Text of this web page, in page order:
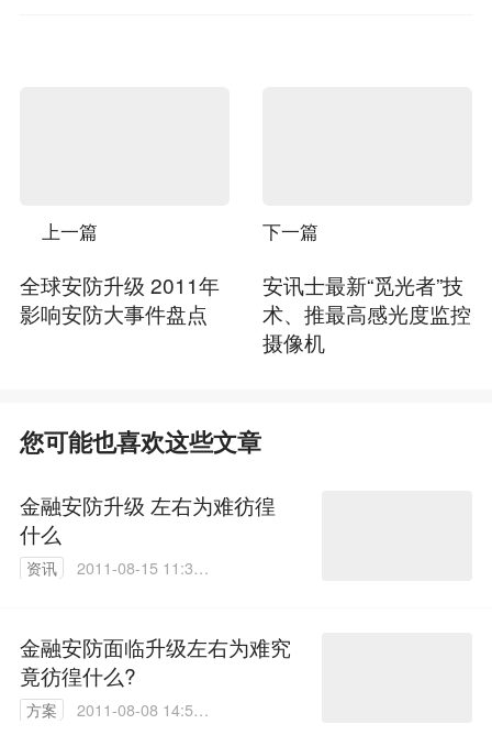
上一篇
全球安防升级 2011年
影响安防大事件盘点
下一篇
安讯士最新“觅光者”技
术、推最高感光度监控
摄像机
您可能也喜欢这些文章
金融安防升级 左右为难彷徨
什么
资讯
2011-08-15 11:30:
金融安防面临升级左右为难究
竟彷徨什么?
方案
2011-08-08 14:57: